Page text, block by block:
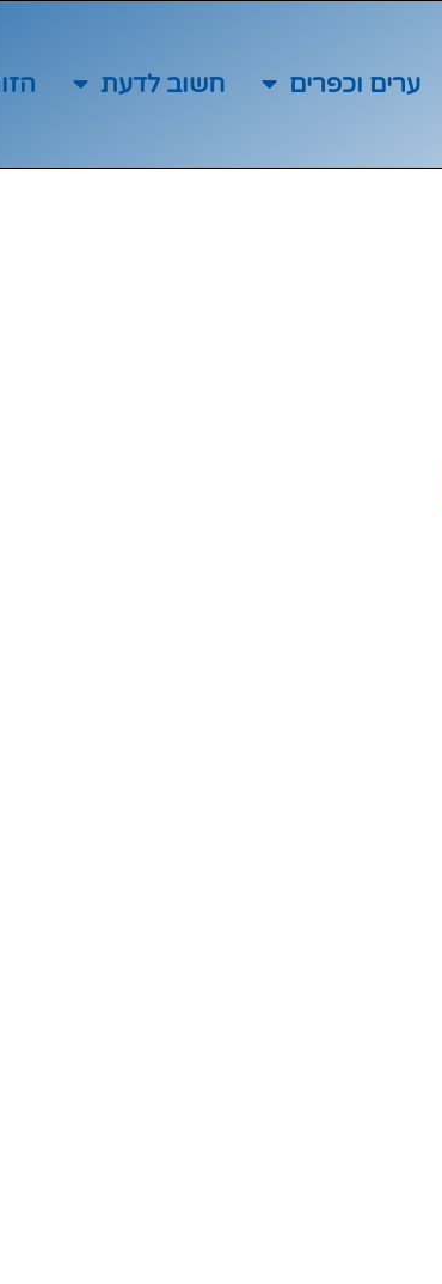
ערים וכפרים חשוב לדעת